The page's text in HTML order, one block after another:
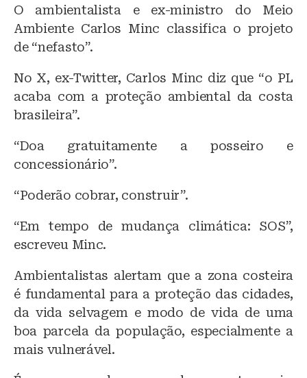
O ambientalista e ex-ministro do Meio
Ambiente Carlos Minc classifica o projeto
de “nefasto”.
No X, ex-Twitter, Carlos Minc diz que “o PL
acaba com a proteção ambiental da costa
brasileira”.
“Doa gratuitamente a posseiro e
concessionário”.
“Poderão cobrar, construir”.
“Em tempo de mudança climática: SOS”,
escreveu Minc.
Ambientalistas alertam que a zona costeira
é fundamental para a proteção das cidades,
da vida selvagem e modo de vida de uma
boa parcela da população, especialmente a
mais vulnerável.